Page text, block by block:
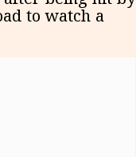
to watch a